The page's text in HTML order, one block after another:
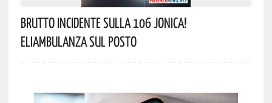
Brutto Incidente Sulla 106 Jonica!
Eliambulanza Sul Posto